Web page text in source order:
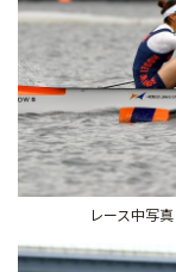
レース中写